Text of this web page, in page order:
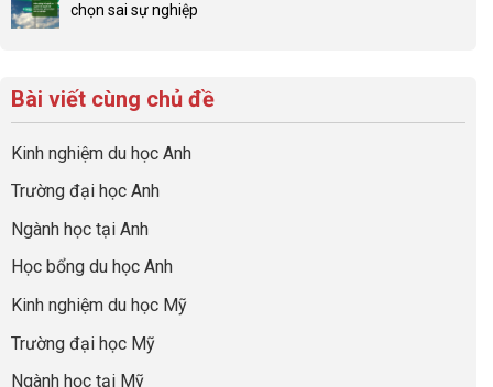
đình
sự
nghiệp
Chiến
hiệu
quả
của
cha
thông
để
hồ
sơ
du
học
“Dày
hoạt
động
nhưng
thiếu
lực”
luận
Việc
Biến
Đoạn
Visa
“Bước
Vàng”
Cất
Cánh
chọn sai sự nghiệp
luận
ở
Hiểu
đúng
nghề
và
ngành:
quyết
không
giờ
chọn
Bài viết cùng chủ đề
Kinh nghiệm du học Anh
Trường đại học Anh
Ngành học tại Anh
Học bổng du học Anh
Kinh nghiệm du học Mỹ
Trường đại học Mỹ
Ngành học tại Mỹ